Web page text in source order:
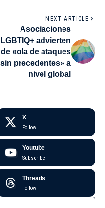
NEXT ARTICLE
Asociaciones
LGBTIQ+ advierten
de «ola de ataques
sin precedentes» a
nivel global
X
Follow
Youtube
Subscribe
Threads
Follow